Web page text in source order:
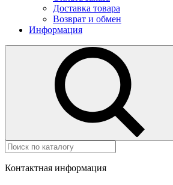
Доставка товара
Возврат и обмен
Информация
Контактная информация